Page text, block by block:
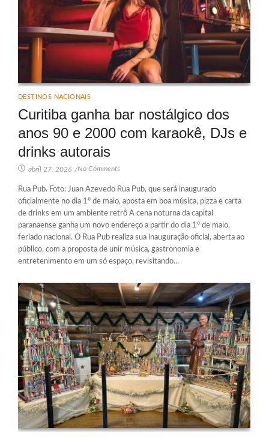
DESTINOS NACIONAIS
Curitiba ganha bar nostálgico dos
anos 90 e 2000 com karaokê, DJs e
drinks autorais
abril 27, 2026 /No Comments
Rua Pub. Foto: Juan Azevedo Rua Pub, que será inaugurado
oficialmente no dia 1º de maio, aposta em boa música, pizza e carta
de drinks em um ambiente retrô A cena noturna da capital
paranaense ganha um novo endereço a partir do dia 1º de maio,
feriado nacional. O Rua Pub realiza sua inauguração oficial, aberta ao
público, com a proposta de unir música, gastronomia e
entretenimento em um só espaço, revisitando...